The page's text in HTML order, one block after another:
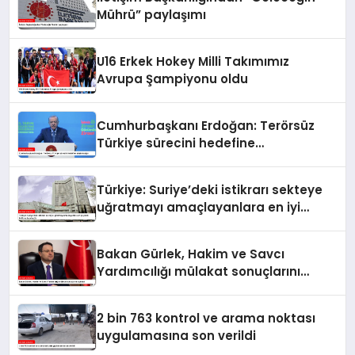
Mührü” paylaşımı
U16 Erkek Hokey Milli Takımımız
Avrupa Şampiyonu oldu
Cumhurbaşkanı Erdoğan: Terörsüz
Türkiye sürecini hedefine
Türkiye: Suriye’deki istikrarı sekteye
uğratmayı amaçlayanlara en iyi
Bakan Gürlek, Hakim ve Savcı
Yardımcılığı mülakat sonuçlarını
2 bin 763 kontrol ve arama noktası
uygulamasına son verildi